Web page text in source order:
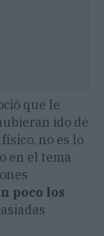
que le
ido de
no es lo
en el tema
poco los